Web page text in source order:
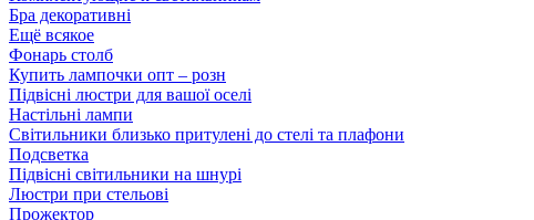
Бра декоративні
Ещё всякое
Фонарь столб
Купить лампочки опт – розн
Підвісні люстри для вашої оселі
Настільні лампи
Світильники близько притулені до стелі та плафони
Подсветка
Підвісні світильники на шнурі
Люстри при стельові
Прожектор